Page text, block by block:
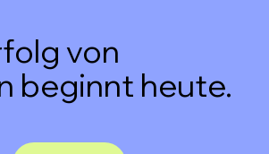
von
beginnt heute.